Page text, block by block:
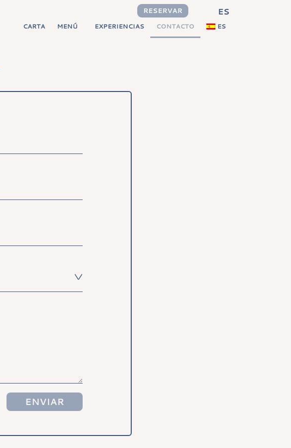
RESERVAR ES
CARTA MENÚ EXPERIENCIAS CONTACTO ES